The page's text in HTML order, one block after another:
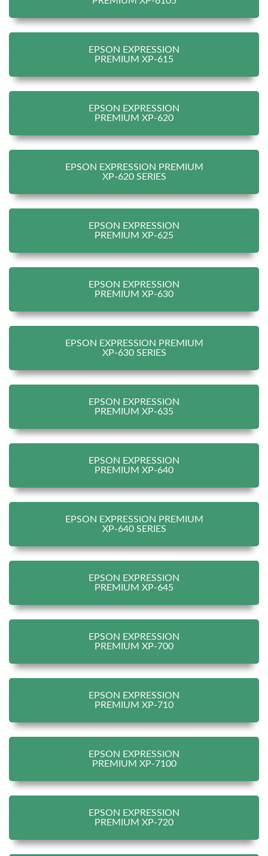
EPSON EXPRESSION
PREMIUM XP-615
EPSON EXPRESSION
PREMIUM XP-620
EPSON EXPRESSION PREMIUM
XP-620 SERIES
EPSON EXPRESSION
PREMIUM XP-625
EPSON EXPRESSION
PREMIUM XP-630
EPSON EXPRESSION PREMIUM
XP-630 SERIES
EPSON EXPRESSION
PREMIUM XP-635
EPSON EXPRESSION
PREMIUM XP-640
EPSON EXPRESSION PREMIUM
XP-640 SERIES
EPSON EXPRESSION
PREMIUM XP-645
EPSON EXPRESSION
PREMIUM XP-700
EPSON EXPRESSION
PREMIUM XP-710
EPSON EXPRESSION
PREMIUM XP-7100
EPSON EXPRESSION
PREMIUM XP-720